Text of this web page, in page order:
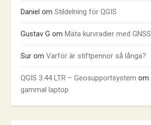
Daniel omStildelning för QGIS
Gustav G omMäta kurvradier med GNSS
Sur omVarför är stiftpennor så långa?
QGIS 3.44 LTR – Geosupportsystem om
gammal laptop